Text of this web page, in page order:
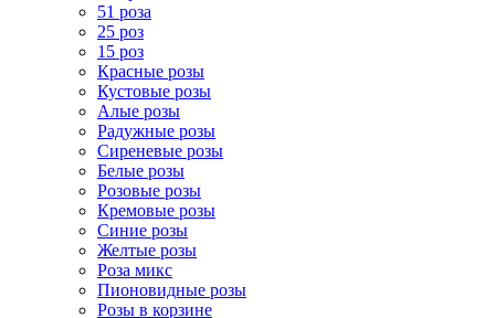
51 роза
25 роз
15 роз
Красные розы
Кустовые розы
Алые розы
Радужные розы
Сиреневые розы
Белые розы
Розовые розы
Кремовые розы
Синие розы
Желтые розы
Роза микс
Пионовидные розы
Розы в корзине